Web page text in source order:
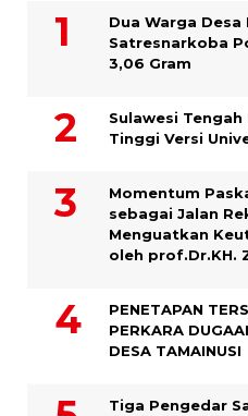
Dua Warga
Satresnarkoba
3,06 Gram
Sulawesi
Tinggi Versi
Momentum
sebagai Jalan
Menguatkan
oleh prof.Dr.KH.
PENETAPAN
PERKARA
DESA TAMAINUSI
Tiga Pengedar